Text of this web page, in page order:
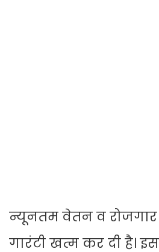
न्यूनतम वेतन व रोजगार
गारंटी खत्म कर दी है।